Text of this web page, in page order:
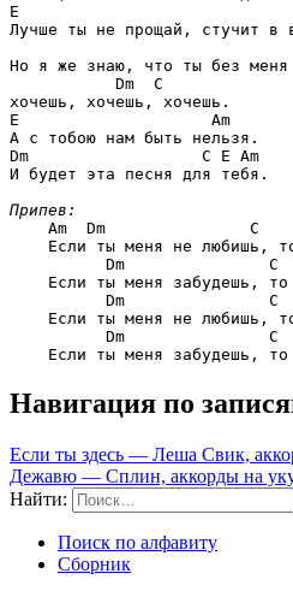
E
Лучше ты не прощай, стучит в
Но я же знаю, что ты без
Dm  C
E                    Am
Dm                  C E Am
И будет эта песня для тебя.
Припев:
Am  Dm               C
Если ты меня не любишь,
Dm               C
Если ты меня забудешь, то
Dm               C
Если ты меня не любишь,
Dm               C
Навигация по
Если ты здесь — Леша Свик,
Дежавю — Сплин, аккорды на
Найти:
Поиск по алфавиту
Сборник